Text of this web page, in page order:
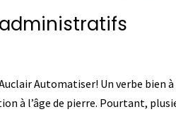
Automatiser! Un verbe bien à
à l’âge de pierre. Pourtant,